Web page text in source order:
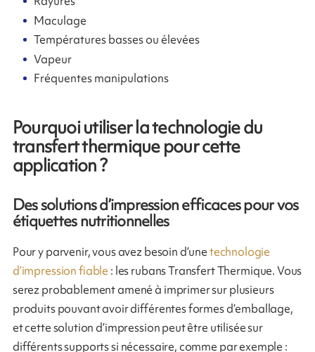
Maculage
Températures basses ou élevées
Vapeur
Fréquentes manipulations
Pourquoi utiliser la technologie du
transfert thermique pour cette
application ?
Des solutions d’impression efficaces pour vos
étiquettes nutritionnelles
Pour y parvenir, vous avez besoin d’unetechnologie
d’impression fiable : les rubans Transfert Thermique. Vous
serez probablement amené à imprimer sur plusieurs
produits pouvant avoir différentes formes d’emballage,
et cette solution d’impression peut être utilisée sur
différents supports si nécessaire, comme par exemple :